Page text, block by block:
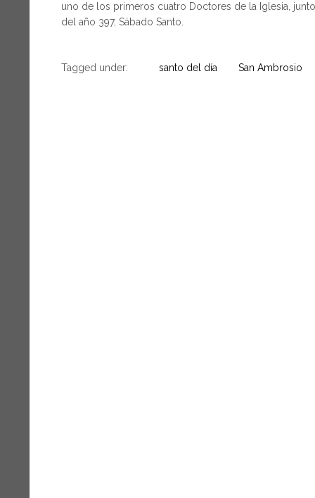
uno de los primeros cuatro Doctores de la Iglesia,
del año 397, Sábado Santo.
Tagged under: santo del día San Ambrosio